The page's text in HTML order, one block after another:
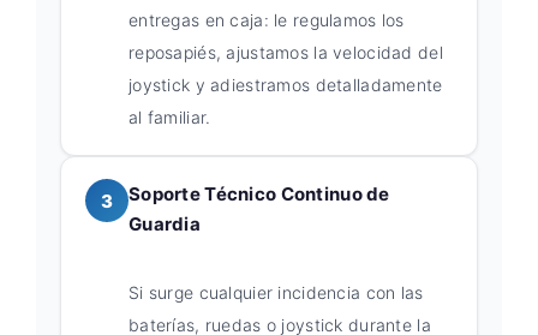
entregas en caja: le regulamos los
reposapiés, ajustamos la velocidad del
joystick y adiestramos detalladamente
al familiar.
3
Soporte Técnico Continuo de
Guardia
Si surge cualquier incidencia con las
baterías, ruedas o joystick durante la